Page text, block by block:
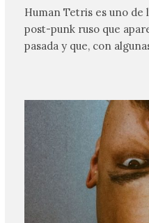
Human Tetris es uno de
post-punk ruso que
pasada y que, con